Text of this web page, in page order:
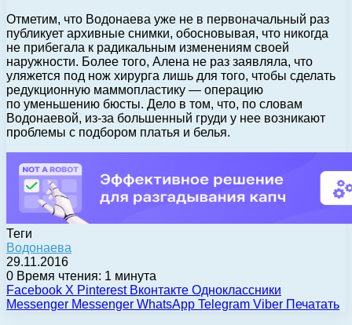
Отметим, что Водонаева уже не в первоначальный раз
публикует архивные снимки, обосновывая, что никогда
не прибегала к радикальным изменениям своей
наружности. Более того, Алена не раз заявляла, что
уляжется под нож хирурга лишь для того, чтобы сделать
редукционную маммопластику — операцию
по уменьшению бюсты. Дело в том, что, по словам
Водонаевой, из-за большенный груди у нее возникают
проблемы с подбором платья и белья.
Теги
Водонаева
29.11.2016
0 Время чтения: 1 минута
Facebook X Pinterest Вконтакте Одноклассники
Messenger Messenger WhatsApp Telegram Viber Печатать